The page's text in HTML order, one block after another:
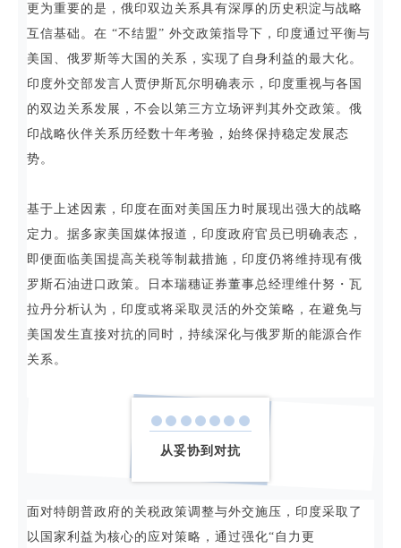
更为重要的是，俄印双边关系具有深厚的历史积淀与战略
互信基础。在 “不结盟” 外交政策指导下，印度通过平衡与
美国、俄罗斯等大国的关系，实现了自身利益的最大化。
印度外交部发言人贾伊斯瓦尔明确表示，印度重视与各国
的双边关系发展，不会以第三方立场评判其外交政策。俄
印战略伙伴关系历经数十年考验，始终保持稳定发展态
势。
基于上述因素，印度在面对美国压力时展现出强大的战略
定力。据多家美国媒体报道，印度政府官员已明确表态，
即便面临美国提高关税等制裁措施，印度仍将维持现有俄
罗斯石油进口政策。日本瑞穗证券董事总经理维什努・瓦
拉丹分析认为，印度或将采取灵活的外交策略，在避免与
美国发生直接对抗的同时，持续深化与俄罗斯的能源合作
关系。
从妥协到对抗
面对特朗普政府的关税政策调整与外交施压，印度采取了
以国家利益为核心的应对策略，通过强化“自力更